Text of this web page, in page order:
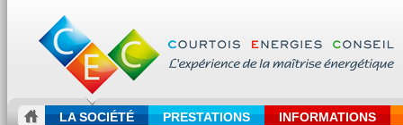
LA SOCIÉTÉ PRESTATIONS INFORMATIONS